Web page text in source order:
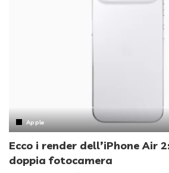
Apple
Ecco i render dell’iPhone Air
doppia fotocamera